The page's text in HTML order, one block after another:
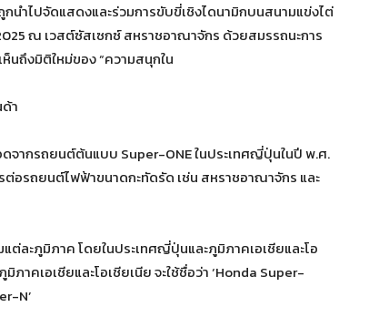
ำไปจัดแสดงและร่วมการขับขี่เชิงไดนามิกบนสนามแข่งไต่
ณ เวสต์ซัสเซกซ์ สหราชอาณาจักร ด้วยสมรรถนะการ
นถึงมิติใหม่ของ “ความสนุกใน
า
กรถยนต์ต้นแบบ Super-ONE ในประเทศญี่ปุ่นในปี พ.ศ.
อรถยนต์ไฟฟ้าขนาดกะทัดรัด เช่น สหราชอาณาจักร และ
ละภูมิภาค โดยในประเทศญี่ปุ่นและภูมิภาคเอเชียและโอ
ภาคเอเชียและโอเชียเนีย จะใช้ชื่อว่า ‘Honda Super-
N’